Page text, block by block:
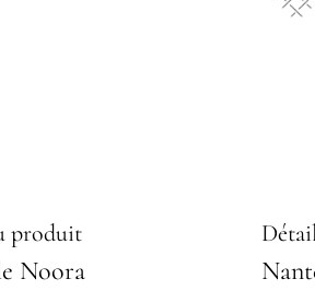
produit
Noora